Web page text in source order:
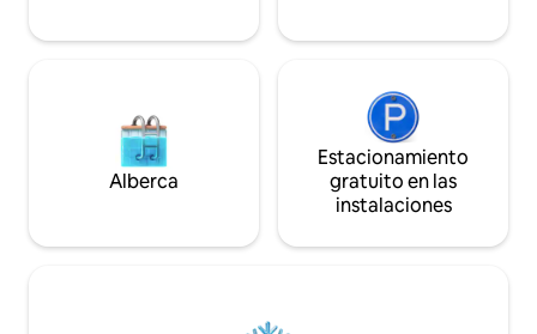
Alberca
Estacionamiento
gratuito en las
instalaciones